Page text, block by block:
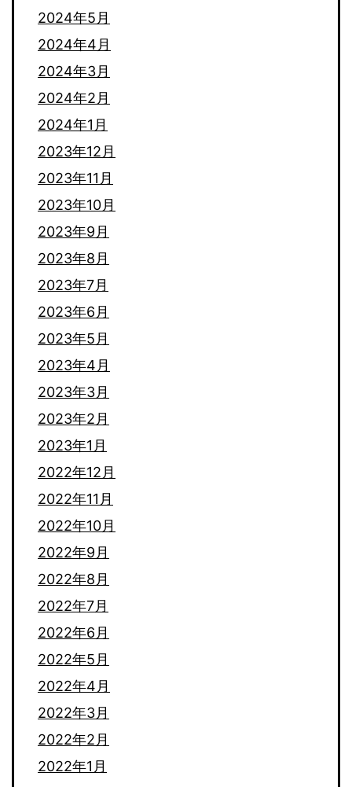
2024年5月
2024年4月
2024年3月
2024年2月
2024年1月
2023年12月
2023年11月
2023年10月
2023年9月
2023年8月
2023年7月
2023年6月
2023年5月
2023年4月
2023年3月
2023年2月
2023年1月
2022年12月
2022年11月
2022年10月
2022年9月
2022年8月
2022年7月
2022年6月
2022年5月
2022年4月
2022年3月
2022年2月
2022年1月